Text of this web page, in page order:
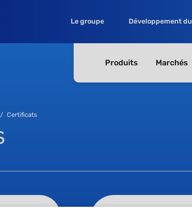
Le groupe Développement
Produits Marchés
Certificats
ISO 14001 -